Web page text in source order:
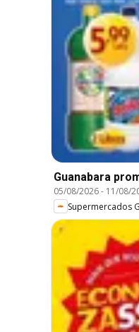
Guanabara
05/08/2026- 11/08/
Supermercados